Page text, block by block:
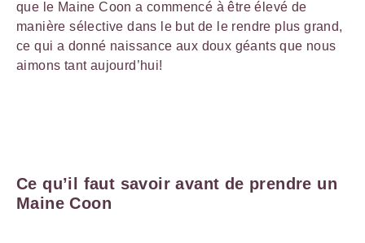
que le Maine Coon a commencé à être élevé de
manière sélective dans le but de le rendre plus grand,
ce qui a donné naissance aux doux géants que nous
aimons tant aujourd’hui!
Ce qu’il faut savoir avant de prendre un
Maine Coon